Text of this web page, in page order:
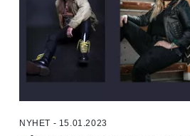
NYHET - 15.01.2023